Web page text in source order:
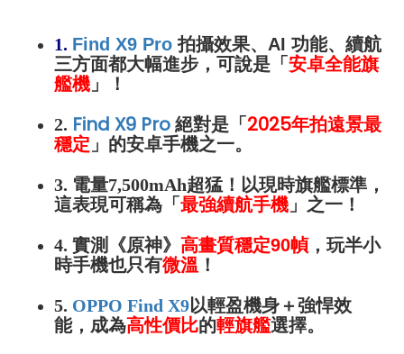
1. Find X9 Pro 拍攝效果、AI 功能、續航
三方面都大幅進步，可說是「安卓全能旗
艦機 」 ！
2. Find X9 Pro絕對是「2025年拍遠景最
穩定」的安卓手機之一。
3. 電量7,500mAh超猛！ 以現時旗艦標準，
這表現可稱為「最強續航手機 」之一 ！
4. 實測《原神》 高畫質穩定90幀，玩半小
時手機也只有微溫 ！
5. OPPO Find X9以輕盈機身＋強悍效
能，成為高性價比的輕旗艦選擇。